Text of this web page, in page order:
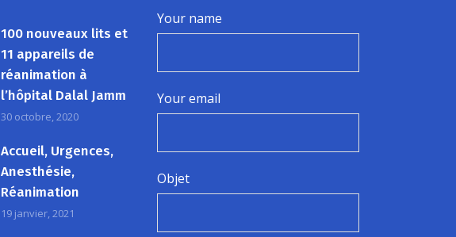
100 nouveaux lits et
11 appareils de
réanimation à
l’hôpital Dalal Jamm
30 octobre, 2020
Accueil, Urgences,
Anesthésie,
Réanimation
19 janvier, 2021
Your name
Your email
Objet